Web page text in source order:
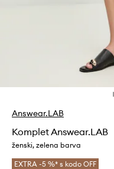
Answear.LAB
Komplet Answear.LAB
ženski, zelena barva
EXTRA -5 %* s kodo OFF